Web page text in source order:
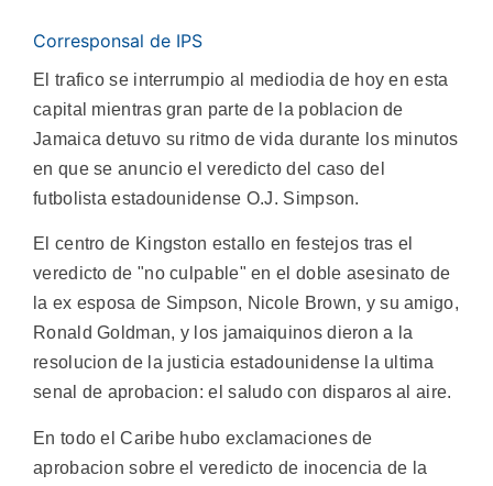
Corresponsal de IPS
El trafico se interrumpio al mediodia de hoy en esta
capital mientras gran parte de la poblacion de
Jamaica detuvo su ritmo de vida durante los minutos
en que se anuncio el veredicto del caso del
futbolista estadounidense O.J. Simpson.
El centro de Kingston estallo en festejos tras el
veredicto de "no culpable" en el doble asesinato de
la ex esposa de Simpson, Nicole Brown, y su amigo,
Ronald Goldman, y los jamaiquinos dieron a la
resolucion de la justicia estadounidense la ultima
senal de aprobacion: el saludo con disparos al aire.
En todo el Caribe hubo exclamaciones de
aprobacion sobre el veredicto de inocencia de la